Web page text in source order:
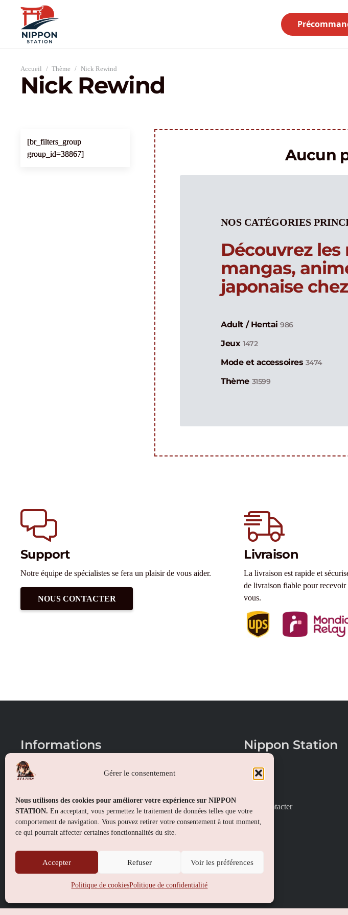
Gérer le consentement
Nous utilisons des cookies pour améliorer votre expérience sur NIPPON
STATION. En acceptant, vous permettez le traitement de données telles que votre
comportement de navigation. Vous pouvez retirer votre consentement à tout moment,
ce qui pourrait affecter certaines fonctionnalités du site.
Accepter Refuser Voir les préférences
Politique de cookiesPolitique de confidentialité
Accueil / Thème / Nick Rewind
Nick Rewind
[br_filters_group
group_id=38867]
Aucun
NOS CATÉGORIES
Découvrez
mangas,
japonaise
Adult / Hentai986
Jeux 1472
Mode et accessoires 3474
Thème 31599
Support
Notre équipe de spécialistes se fera un plaisir de vous aider.
NOUS CONTACTER
Livraison
La livraison est rapide et
de livraison fiable pour recevoir
vous.
Informations
Conditions générales de vente
Politique de confidentialité
Politique de cookies (UE)
Nippon Station
À propos
Nous contacter